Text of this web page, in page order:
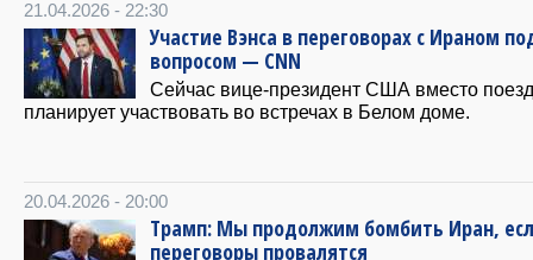
21.04.2026 - 22:30
Участие Вэнса в переговорах с Ираном
вопросом — CNN
Сейчас вице-президент США вместо
планирует участвовать во встречах в Белом доме.
20.04.2026 - 20:00
Трамп: Мы продолжим бомбить Иран,
переговоры провалятся